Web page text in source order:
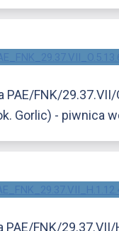
PAE/FNK/
Gorlic) - piwnica
PAE/FNK/